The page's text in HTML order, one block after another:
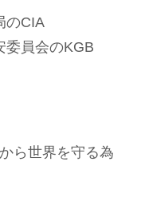
のCIA
委員会のKGB
ら世界を守る為